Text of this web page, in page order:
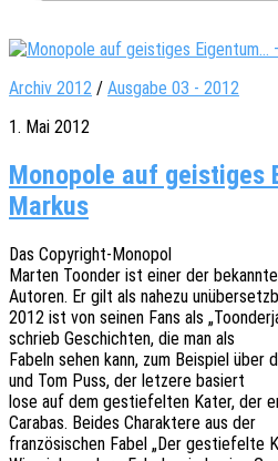
Archiv 2012 / Ausgabe 03 - 2012
1. Mai 2012
Monopole auf geistiges
Markus
Das Copy­right-Mono­pol
Marten Toon­der ist einer der
Autoren. Er gilt als nahezu
2012 ist von seinen Fans als
schrieb Geschich­ten, die man als
Fabeln sehen kann, zum Beispiel über
und Tom Puss, der letze­re basiert
lose auf dem gestie­fel­ten Kater, der
Cara­bas. Beides Charak­te­re aus der
fran­zö­si­schen Fabel „Der gestie­fel­te